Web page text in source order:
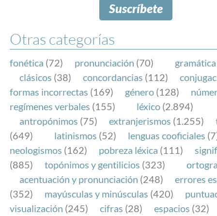
Suscríbete
Otras categorías
fonética (72) pronunciación (70) gramática
clásicos (38) concordancias (112)
formas incorrectas (169) género (128)
regímenes verbales (155) léxico (2.894)
antropónimos (75) extranjerismos (1.255)
(649)
latinismos (52) lenguas cooficiales
neologismos (162) pobreza léxica (111)
(885)
topónimos y gentilicios (323)
acentuación y pronunciación (248)
errores
(352)
mayúsculas y minúsculas (420)
visualización (245) cifras (28) espacios (32)